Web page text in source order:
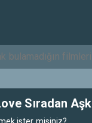
Sıradan Aşk